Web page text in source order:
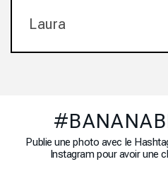
Laura
Publie une photo avec le
Instagram pour avoir une